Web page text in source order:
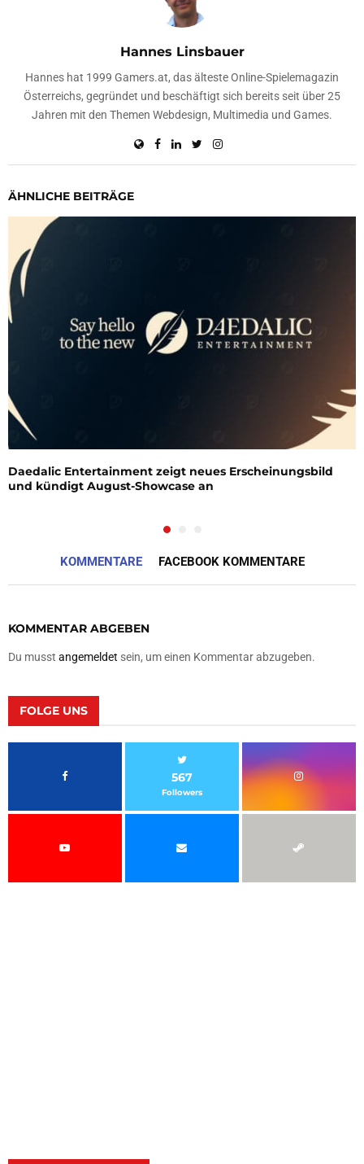
Hannes Linsbauer
Hannes hat 1999 Gamers.at, das älteste Online-Spielemagazin
Österreichs, gegründet und beschäftigt sich bereits seit über 25
Jahren mit den Themen Webdesign, Multimedia und Games.
ÄHNLICHE BEITRÄGE
Daedalic Entertainment zeigt neues Erscheinungsbild
und kündigt August-Showcase an
KOMMENTARE FACEBOOK KOMMENTARE
KOMMENTAR ABGEBEN
Du musst angemeldet sein, um einen Kommentar abzugeben.
FOLGE UNS
567
Followers